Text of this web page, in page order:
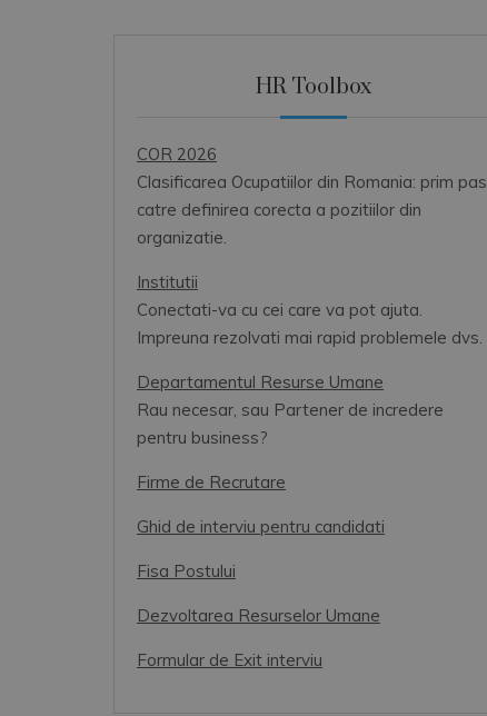
HR Toolbox
COR 2026
Clasificarea Ocupatiilor din Romania: prim pas
catre definirea corecta a pozitiilor din
organizatie.
Institutii
Conectati-va cu cei care va pot ajuta.
Impreuna rezolvati mai rapid problemele dvs.
Departamentul Resurse Umane
Rau necesar, sau Partener de incredere
pentru business?
Firme de Recrutare
Ghid de interviu pentru candidati
Fisa Postului
Dezvoltarea Resurselor Umane
Formular de Exit interviu